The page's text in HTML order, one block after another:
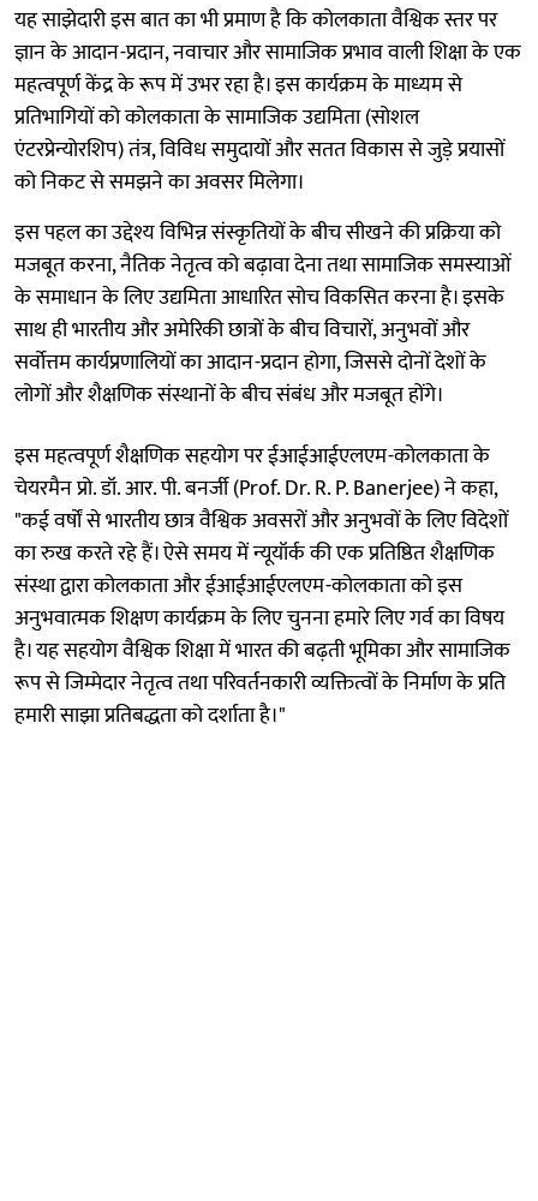
यह साझेदारी इस बात का भी प्रमाण है कि कोलकाता वैश्विक स्तर पर
ज्ञान के आदान-प्रदान, नवाचार और सामाजिक प्रभाव वाली शिक्षा के एक
महत्वपूर्ण केंद्र के रूप में उभर रहा है। इस कार्यक्रम के माध्यम से
प्रतिभागियों को कोलकाता के सामाजिक उद्यमिता (सोशल
एंटरप्रेन्योरशिप) तंत्र, विविध समुदायों और सतत विकास से जुड़े प्रयासों
को निकट से समझने का अवसर मिलेगा।
इस पहल का उद्देश्य विभिन्न संस्कृतियों के बीच सीखने की प्रक्रिया को
मजबूत करना, नैतिक नेतृत्व को बढ़ावा देना तथा सामाजिक समस्याओं
के समाधान के लिए उद्यमिता आधारित सोच विकसित करना है। इसके
साथ ही भारतीय और अमेरिकी छात्रों के बीच विचारों, अनुभवों और
सर्वोत्तम कार्यप्रणालियों का आदान-प्रदान होगा, जिससे दोनों देशों के
लोगों और शैक्षणिक संस्थानों के बीच संबंध और मजबूत होंगे।
इस महत्वपूर्ण शैक्षणिक सहयोग पर ईआईआईएलएम-कोलकाता के
चेयरमैन प्रो. डॉ. आर. पी. बनर्जी (Prof. Dr. R. P. Banerjee) ने कहा,
"कई वर्षों से भारतीय छात्र वैश्विक अवसरों और अनुभवों के लिए विदेशों
का रुख करते रहे हैं। ऐसे समय में न्यूयॉर्क की एक प्रतिष्ठित शैक्षणिक
संस्था द्वारा कोलकाता और ईआईआईएलएम-कोलकाता को इस
अनुभवात्मक शिक्षण कार्यक्रम के लिए चुनना हमारे लिए गर्व का विषय
है। यह सहयोग वैश्विक शिक्षा में भारत की बढ़ती भूमिका और सामाजिक
रूप से जिम्मेदार नेतृत्व तथा परिवर्तनकारी व्यक्तित्वों के निर्माण के प्रति
हमारी साझा प्रतिबद्धता को दर्शाता है।"